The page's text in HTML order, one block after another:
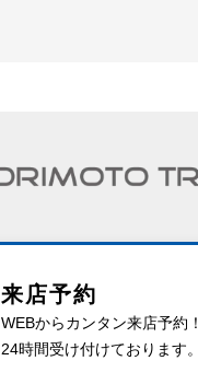
来店予約
WEBからカンタン来店予約！
24時間受け付けております。